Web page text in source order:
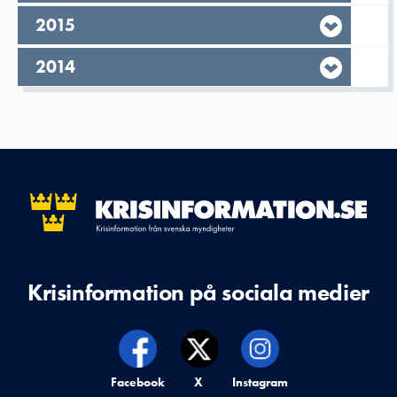
År,
2015
År,
2014
Krisinformation på sociala medier
Krisinformation på,
Facebook Krisinformation på,
X Krisinformation på,
Instagram